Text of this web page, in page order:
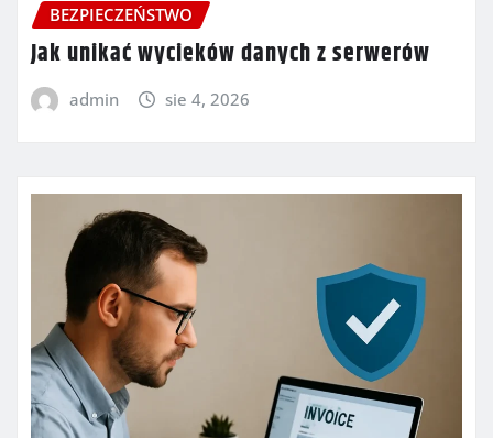
BEZPIECZEŃSTWO
Jak unikać wycieków danych z serwerów
admin sie 4, 2026